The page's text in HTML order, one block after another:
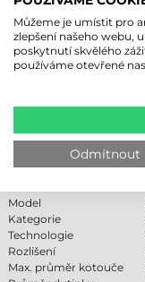
malých štítků nebo u
udržují samolepicí
nebo chybnému tisku.
životnosti tiskové hlavy
TECHNICKÉ
Následující tabulka
usnadnění nákupního
Model
Kategorie
Technologie
Rozlišení
Max. průměr kotouče
Můžeme je umístit pro
zlepšení našeho webu,
poskytnutí skvělého
používáme otevřené
Odmítnout